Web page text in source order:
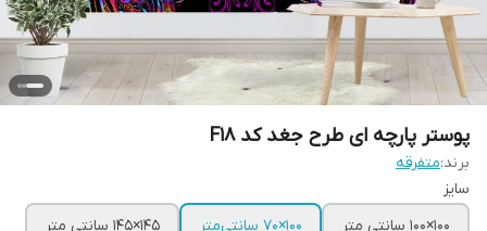
پوستر پارچه ای طرح جغد کد F18
برند:متفرقه
سایز
100×100 سانتی متر
100×70 سانتی‌متر 145×145 سانتی متر